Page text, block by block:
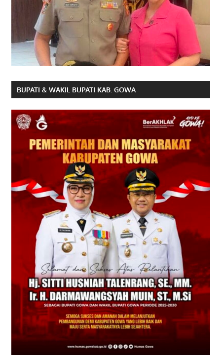
BUPATI & WAKIL BUPATI KAB. GOWA